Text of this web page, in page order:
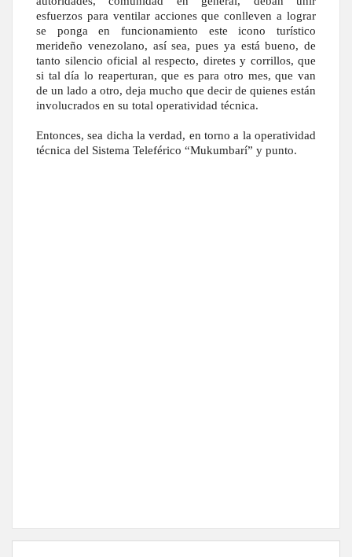
esfuerzos para ventilar acciones que conlleven a lograr
se ponga en funcionamiento este icono turístico
merideño venezolano, así sea, pues ya está bueno, de
tanto silencio oficial al respecto, diretes y corrillos, que
si tal día lo reaperturan, que es para otro mes, que van
de un lado a otro, deja mucho que decir de quienes están
involucrados en su total operatividad técnica.
Entonces, sea dicha la verdad, en torno a la operatividad
técnica del Sistema Teleférico “Mukumbarí” y punto.